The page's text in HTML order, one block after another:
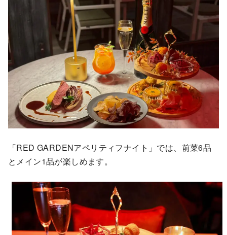
「RED GARDENアペリティフナイト」では、前菜6品
とメイン1品が楽しめます。